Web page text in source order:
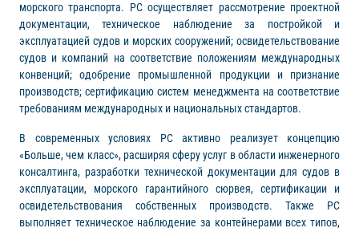
морского транспорта. РС осуществляет рассмотрение проектной
документации, техническое наблюдение за постройкой и
эксплуатацией судов и морских сооружений; освидетельствование
судов и компаний на соответствие положениям международных
конвенций; одобрение промышленной продукции и признание
производств; сертификацию систем менеджмента на соответствие
требованиям международных и национальных стандартов.
В современных условиях РС активно реализует концепцию
«Больше, чем класс», расширяя сферу услуг в области инженерного
консалтинга, разработки технической документации для судов в
эксплуатации, морского гарантийного сюрвея, сертификации и
освидетельствования собственных производств. Также РС
выполняет техническое наблюдение за контейнерами всех типов,